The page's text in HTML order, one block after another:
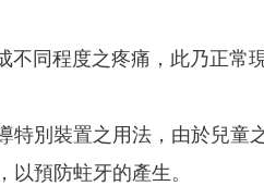
不同程度之疼痛，此乃正常
別裝置之用法，由於兒童
預防蛀牙的產生。